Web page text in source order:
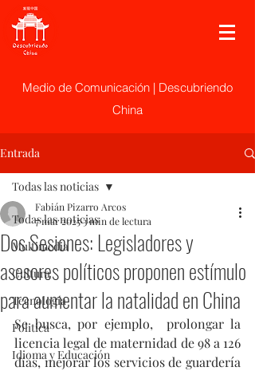
Medio de Comunicación | Descubriendo
China
Entrada
Todas las noticias
Multimedia
Cultura
Tecnología
Politica
Idioma y Educación
Todas las noticias
Dos Sesiones: Legisladores y
asesores políticos proponen estímulo
para aumentar la natalidad en China
Fabián Pizarro Arcos
7 mar 20253 min de lectura
Se busca, por ejemplo,  prolongar la
licencia legal de maternidad de 98 a 126
días, mejorar los servicios de guardería